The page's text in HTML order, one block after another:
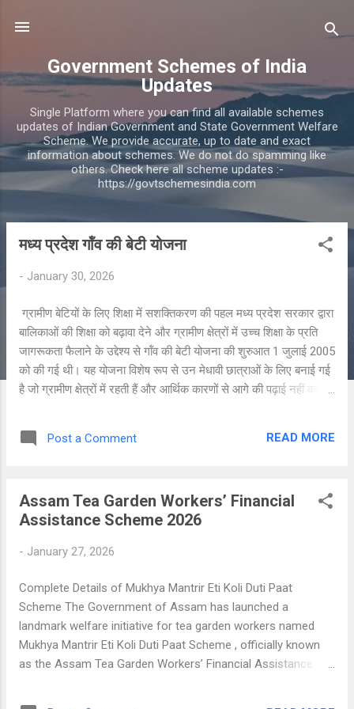
Government Schemes of India
Updates
Single Platform where you can find all available schemes
updates of Indian Government and State Government Welfare
Scheme. We provide accurate, up to date and exact
information about schemes. We do not do spamming like
others. Check here all scheme updates :-
https://govtschemesindia.com
मध्य प्रदेश गॉंव की बेटी योजना
- January 30, 2026
ग्रामीण बेटियों के लिए शिक्षा में सशक्तिकरण की पहल मध्य प्रदेश सरकार द्वारा
बालिकाओं की शिक्षा को बढ़ावा देने और ग्रामीण क्षेत्रों में उच्च शिक्षा के प्रति
जागरूकता फैलाने के उद्देश्य से गॉंव की बेटी योजना की शुरुआत 1 जुलाई 2005
को की गई थी। यह योजना विशेष रूप से उन मेधावी छात्राओं के लिए बनाई गई
है जो ग्रामीण क्षेत्रों में रहती हैं और आर्थिक कारणों से आगे की पढ़ाई नहीं कर
बनकर समाज में आगे बढ़ें। योजना का उद्देश्य गॉंव की बेटी योजना का मूल उद्देश्य
इंजीनियरिंग या मेडिकल जैसे पाठ्यक्रमों में प्रवेश लेने पर आर्थिक सहायता
प्रदान की जाती है। यह योजना न केवल शिक्षा को बढ़ावा देती है, बल्कि बालिका
प्रदान करती है। योजना का संचाल...
Post a Comment READ MORE
Assam Tea Garden Workers’ Financial
Assistance Scheme 2026
- January 27, 2026
Complete Details of Mukhya Mantrir Eti Koli Duti Paat
Scheme The Government of Assam has launched a
landmark welfare initiative for tea garden workers named
Mukhya Mantrir Eti Koli Duti Paat Scheme , officially known
as the Assam Tea Garden Workers’ Financial Assistance
on 25 January 2026 , after receiving approval from the